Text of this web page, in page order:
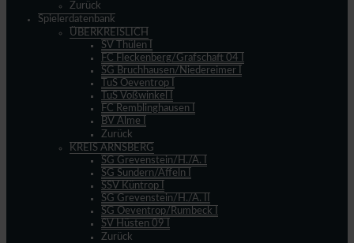
Zurück
Spielerdatenbank
ÜBERKREISLICH
SV Thülen I
FC Fleckenberg/Grafschaft 04 I
SG Bruchhausen/Niedereimer I
TuS Oeventrop I
TuS Voßwinkel I
FC Remblinghausen I
BV Alme I
Zurück
KREIS ARNSBERG
SG Grevenstein/H./A. I
SG Sundern/Affeln I
SSV Küntrop I
SG Grevenstein/H./A. II
SG Oeventrop/Rumbeck I
SV Hüsten 09 I
Zurück